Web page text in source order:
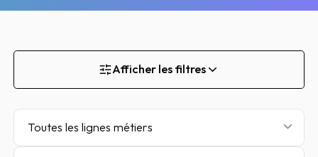
Afficher les filtres
Toutes les lignes métiers